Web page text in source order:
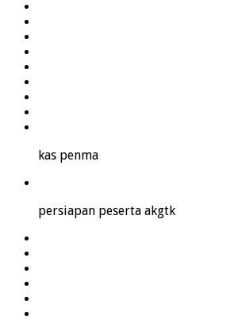
kas penma
persiapan peserta akgtk